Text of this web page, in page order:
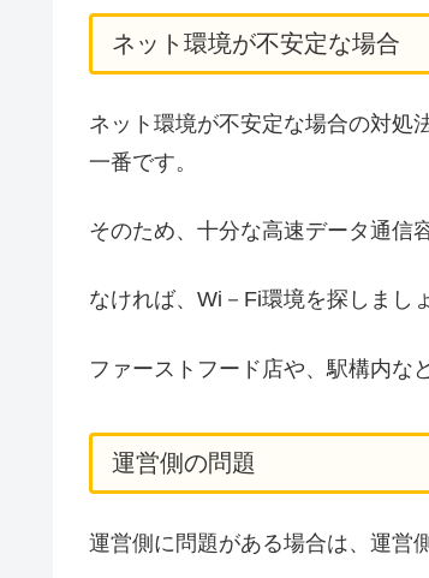
ネット環境が不安定な場合
ネット環境が不安定な場合の対処
一番です。
そのため、十分な高速データ通信
なければ、Wi－Fi環境を探しまし
ファーストフード店や、駅構内な
運営側の問題
運営側に問題がある場合は、運営